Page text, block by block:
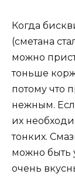
Когда
(сметана
можно
тоньше
потому что
нежным.
их
тонких.
можно быть
очень